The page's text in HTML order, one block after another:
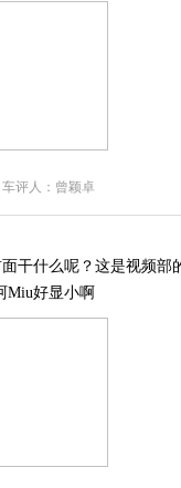
车评人：曾颖卓
干什么呢？这是视频
Miu好显小啊